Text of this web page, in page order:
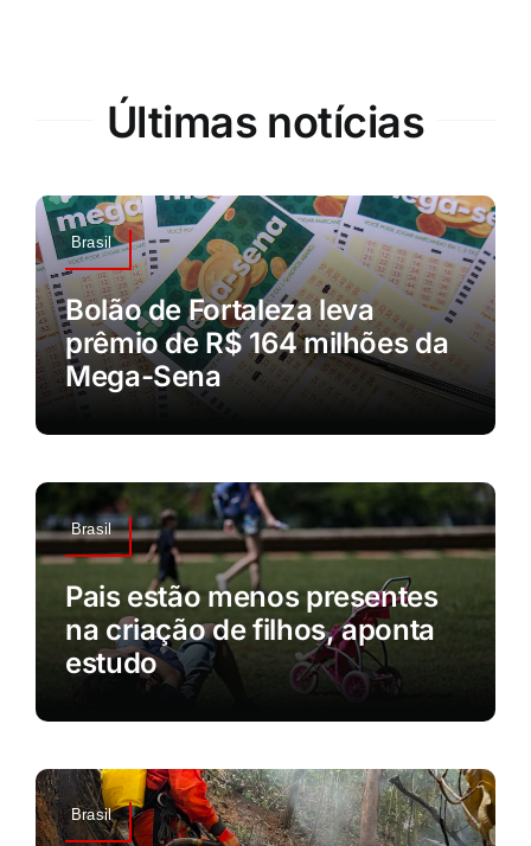
Últimas notícias
Brasil
Bolão de Fortaleza leva
prêmio de R$ 164 milhões da
Mega-Sena
Brasil
Pais estão menos presentes
na criação de filhos, aponta
estudo
Brasil